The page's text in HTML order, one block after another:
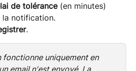
de tolérance (en minutes)
notification.
.
uniquement en